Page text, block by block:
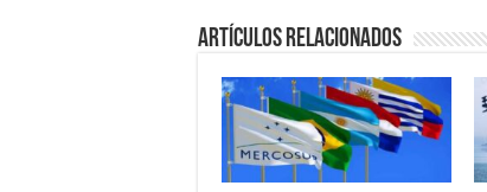
Artículos relacionados